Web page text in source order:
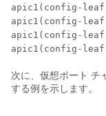
apic1(config-
apic1(config-
apic1(config-
apic1(config-
次に、仮想ポート チ
する例を示します。